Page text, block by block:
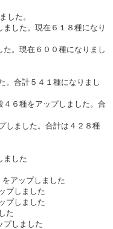
た。
した。現在６１８種になり
。現在６００種になりまし
合計５４１種になりまし
６種をアップしました。合
ました。合計は４２８種
した
アップしました
プしました
プしました
た
しました